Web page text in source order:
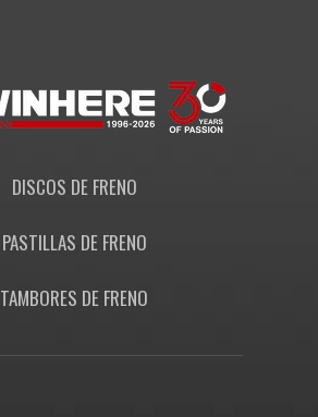
DISCOS DE FRENO
PASTILLAS DE FRENO
TAMBORES DE FRENO